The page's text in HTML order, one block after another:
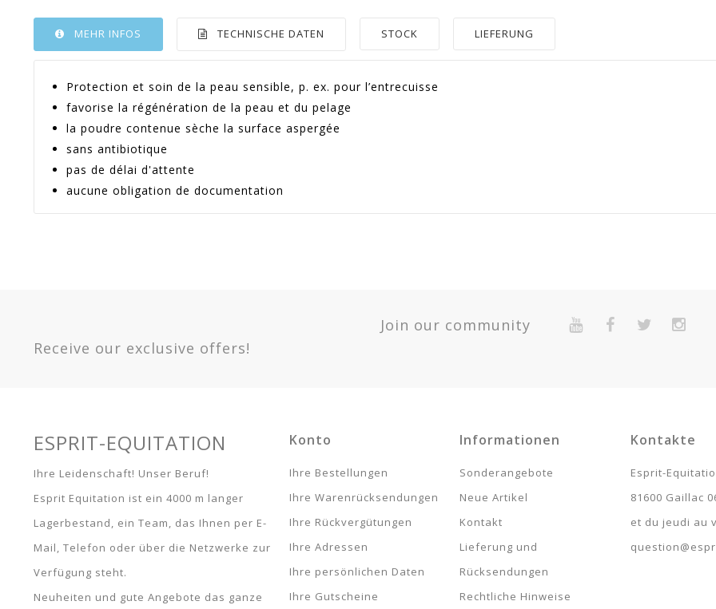
MEHR INFOS TECHNISCHE DATEN STOCK LIEFERUNG
Protection et soin de la peau sensible, p. ex. pour l’entrecuisse
favorise la régénération de la peau et du pelage
la poudre contenue sèche la surface aspergée
sans antibiotique
pas de délai d'attente
aucune obligation de documentation
4
400 ml -
Join our community
Receive our exclusive offers!
ESPRIT-EQUITATION
Ihre Leidenschaft! Unser Beruf!
Esprit Equitation ist ein 4000 m langer
Lagerbestand, ein Team, das Ihnen per E-
Mail, Telefon oder über die Netzwerke zur
Verfügung steht.
Neuheiten und gute Angebote das ganze
Konto
Ihre Bestellungen
Ihre Warenrücksendungen
Ihre Rückvergütungen
Ihre Adressen
Ihre persönlichen Daten
Ihre Gutscheine
Informationen
Sonderangebote
Neue Artikel
Kontakt
Lieferung und
Rücksendungen
Rechtliche Hinweise
Kontakte
Esprit-
81600 Gaillac
et du jeudi au